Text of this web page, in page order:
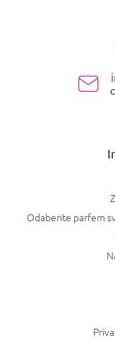
Odaberite parfem